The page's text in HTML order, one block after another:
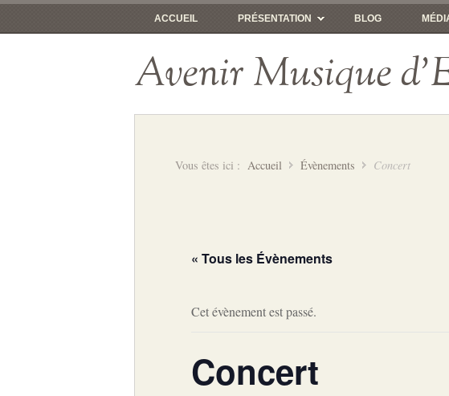
ACCUEIL PRÉSENTATION BLOG
Avenir Musique
Vous êtes ici : Accueil Évènements Concert
« Tous les Évènements
Cet évènement est passé.
Concert